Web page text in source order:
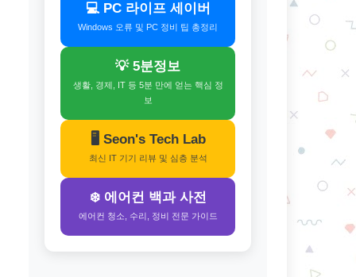
💻 PC 라이프 세이버
Windows 오류 및 PC 정비 팁 총정리
💡 5분정보
생활, 경제, IT 등 5분 만에 얻는 핵심 정
보
🖥️ Seon's Tech Lab
최신 IT 기기 리뷰 및 심층 분석
❄️ 에어컨 백과 사전
에어컨 청소, 수리, 정비 전문 가이드